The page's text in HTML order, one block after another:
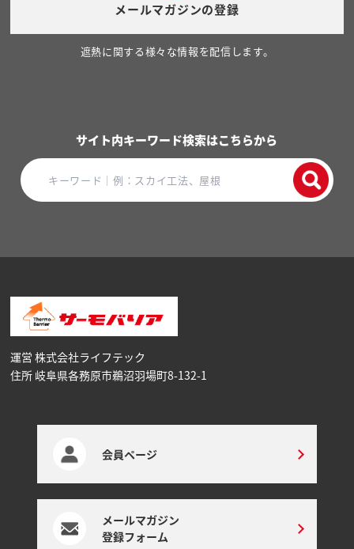
メールマガジンの登録
遮熱に関する様々な情報を配信します。
サイト内キーワード検索はこちらから
運営 株式会社ライフテック
住所 岐阜県各務原市鵜沼⽻場町8-132-1
会員ページ
メールマガジン
登録フォーム